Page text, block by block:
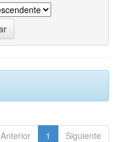
Anterior 1 Siguiente